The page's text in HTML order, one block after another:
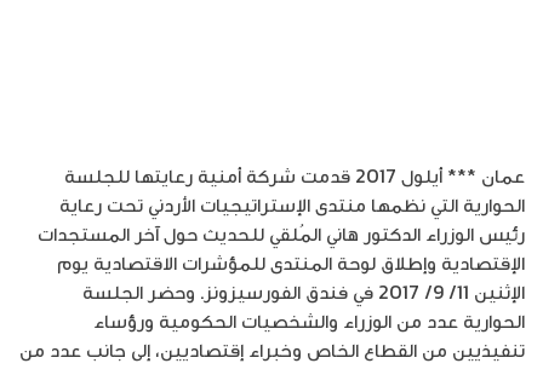
عمان *** أيلول 2017 قدمت شركة أمنية رعايتها للجلسة
الحوارية التي نظمها منتدى الإستراتيجيات الأردني تحت رعاية
رئيس الوزراء الدكتور هاني المُلقي للحديث حول آخر المستجدات
الإقتصادية وإطلاق لوحة المنتدى للمؤشرات الاقتصادية يوم
الإثنين 11/ 9/ 2017 في فندق الفورسيزونز. وحضر الجلسة
الحوارية عدد من الوزراء والشخصيات الحكومية ورؤساء
تنفيذيين من القطاع الخاص وخبراء إقتصاديين، إلى جانب عدد من